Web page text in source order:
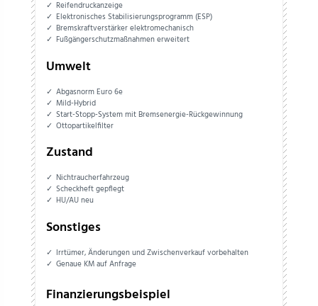
Reifendruckanzeige
Elektronisches Stabilisierungsprogramm (ESP)
Bremskraftverstärker elektromechanisch
Fußgängerschutzmaßnahmen erweitert
Umwelt
Abgasnorm Euro 6e
Mild-Hybrid
Start-Stopp-System mit Bremsenergie-Rückgewinnung
Ottopartikelfilter
Zustand
Nichtraucherfahrzeug
Scheckheft gepflegt
HU/AU neu
Sonstiges
Irrtümer, Änderungen und Zwischenverkauf vorbehalten
Genaue KM auf Anfrage
Finanzierungsbeispiel